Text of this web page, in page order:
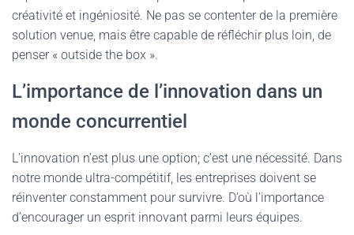
créativité et ingéniosité. Ne pas se contenter de la première
solution venue, mais être capable de réfléchir plus loin, de
penser « outside the box ».
L’importance de l’innovation dans un
monde concurrentiel
L’innovation n’est plus une option; c’est une nécessité. Dans
notre monde ultra-compétitif, les entreprises doivent se
réinventer constamment pour survivre. D’où l’importance
d’encourager un esprit innovant parmi leurs équipes.